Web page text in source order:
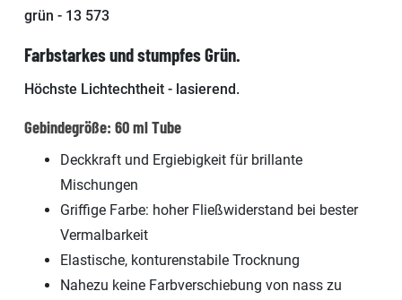
grün - 13 573
Farbstarkes und stumpfes Grün.
Höchste Lichtechtheit - lasierend.
Gebindegröße: 60 ml Tube
Deckkraft und Ergiebigkeit für brillante
Mischungen
Griffige Farbe: hoher Fließwiderstand bei bester
Vermalbarkeit
Elastische, konturenstabile Trocknung
Nahezu keine Farbverschiebung von nass zu